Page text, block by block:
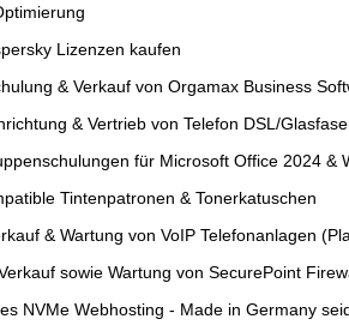
Lizenzen kaufen
& Verkauf von Orgamax Business
& Vertrieb von Telefon DSL/
für Microsoft Office 2024 &
Tintenpatronen & Tonerkatuschen
& Wartung von VoIP Telefonanlagen
sowie Wartung von SecurePoint
NVMe Webhosting - Made in Germany